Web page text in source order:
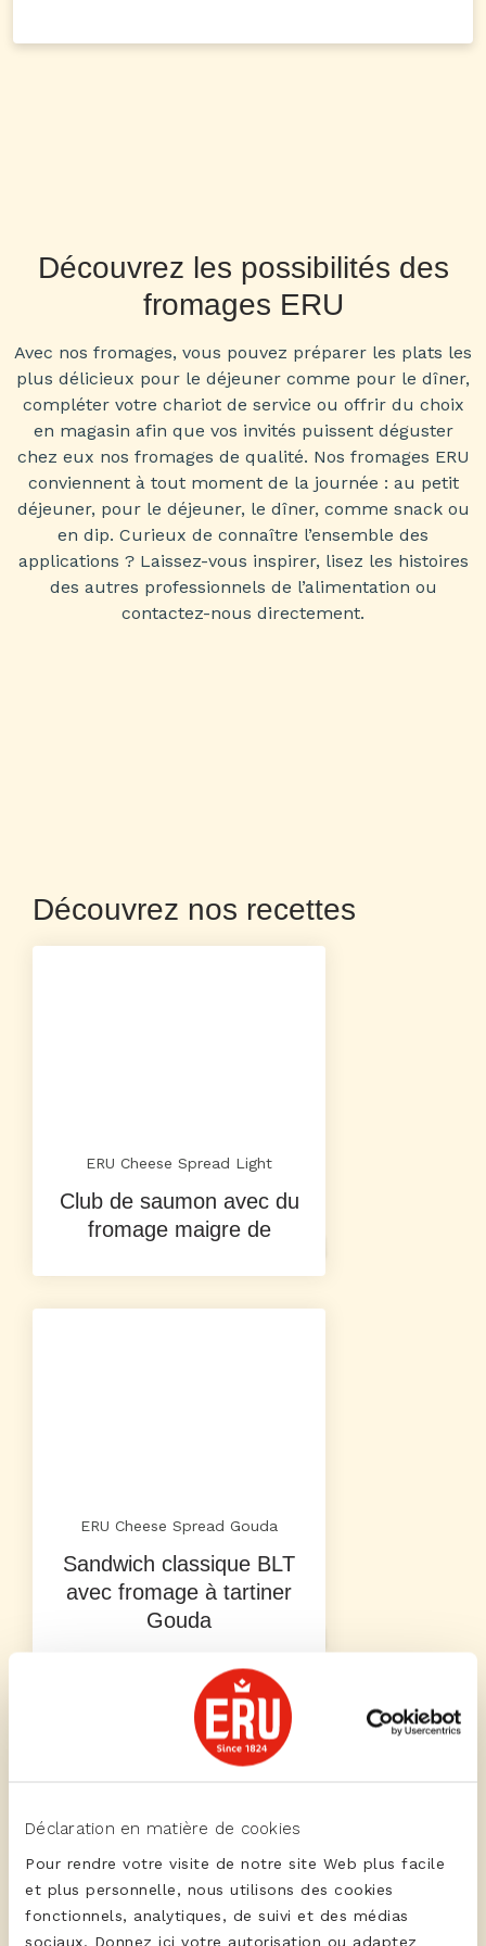
Déclaration en matière de cookies
Pour rendre votre visite de notre site Web plus facile
et plus personnelle, nous utilisons des cookies
fonctionnels, analytiques, de suivi et des médias
sociaux. Donnez ici votre autorisation ou adaptez
Découvrez les possibilités des
fromages ERU
Avec nos fromages, vous pouvez préparer les plats les
plus délicieux pour le déjeuner comme pour le dîner,
compléter votre chariot de service ou offrir du choix
en magasin afin que vos invités puissent déguster
chez eux nos fromages de qualité. Nos fromages ERU
conviennent à tout moment de la journée : au petit
déjeuner, pour le déjeuner, le dîner, comme snack ou
en dip. Curieux de connaître l’ensemble des
applications ? Laissez-vous inspirer, lisez les histoires
des autres professionnels de l’alimentation ou
contactez-nous directement.
Découvrez nos recettes
ERU Cheese Spread Light
Club de saumon avec du
fromage maigre de
ERU Cheese Spread Gouda
Sandwich classique BLT
avec fromage à tartiner
Gouda
ERU Cheese Spread Gouda